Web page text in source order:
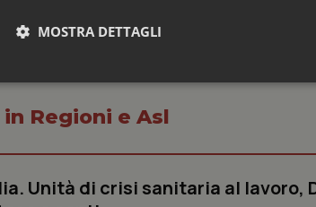
Regioni e Asl
Unità di crisi sanitaria al lavoro,
MOSTRA DETTAGLI
Necessari